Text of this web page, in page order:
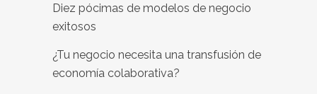
Diez pócimas de modelos de negocio
exitosos
¿Tu negocio necesita una transfusión de
economía colaborativa?